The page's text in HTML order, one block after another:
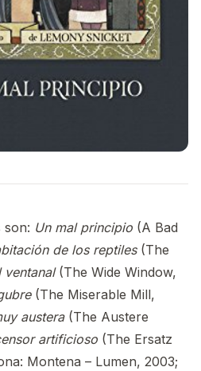
son: Un mal principio (A Bad
de los reptiles (The
ventanal(The Wide Window,
(The Miserable Mill,
austera(The Austere
artificioso (The Ersatz
Montena – Lumen, 2003;